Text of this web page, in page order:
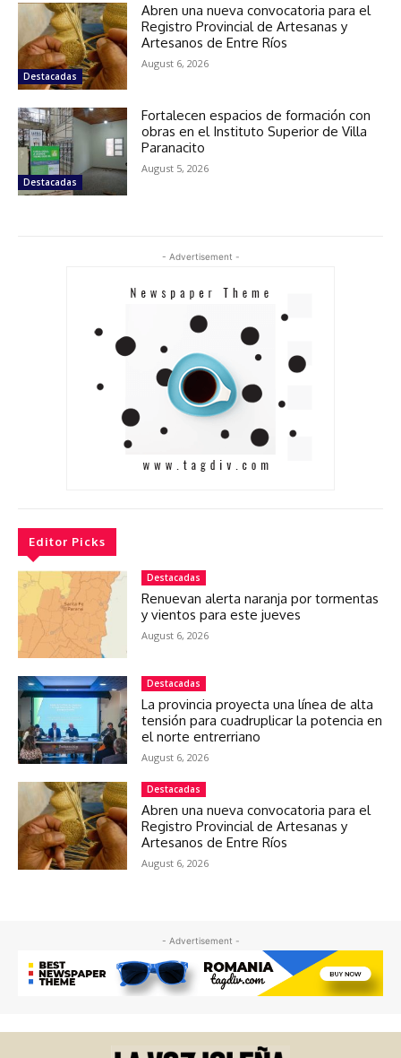
Destacadas
Abren una nueva convocatoria para el
Registro Provincial de Artesanas y
Artesanos de Entre Ríos
August 6, 2026
Destacadas
Fortalecen espacios de formación con
obras en el Instituto Superior de Villa
Paranacito
August 5, 2026
- Advertisement -
Editor Picks
Destacadas
Renuevan alerta naranja por tormentas
y vientos para este jueves
August 6, 2026
Destacadas
La provincia proyecta una línea de alta
tensión para cuadruplicar la potencia en
el norte entrerriano
August 6, 2026
Destacadas
Abren una nueva convocatoria para el
Registro Provincial de Artesanas y
Artesanos de Entre Ríos
August 6, 2026
- Advertisement -